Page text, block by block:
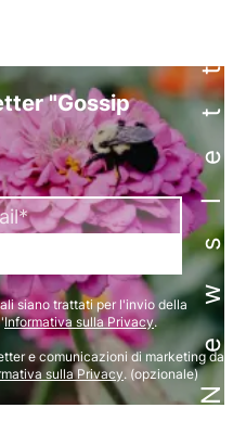
Newsletter
"Gossip
siano trattati per l'invio della
Informativa sulla Privacy.
e comunicazioni di marketing da
sulla Privacy. (opzionale)